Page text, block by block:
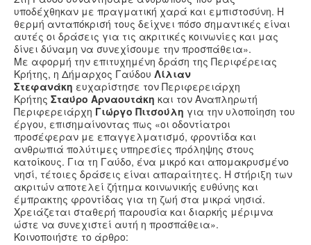
υποδέχθηκαν με πραγματική χαρά και εμπιστοσύνη. Η
θερμή ανταπόκρισή τους δείχνει πόσο σημαντικές είναι
αυτές οι δράσεις για τις ακριτικές κοινωνίες και μας
δίνει δύναμη να συνεχίσουμε την προσπάθεια».
Με αφορμή την επιτυχημένη δράση της Περιφέρειας
Κρήτης, η Δήμαρχος Γαύδου Λίλιαν
Στεφανάκη ευχαρίστησε τον Περιφερειάρχη
Κρήτης Σταύρο Αρναουτάκη και τον Αναπληρωτή
Περιφερειάρχη Γιώργο Πιτσούλη για την υλοποίηση του
έργου, επισημαίνοντας πως «οι οδοντίατροι
προσέφεραν με επαγγελματισμό, φροντίδα και
ανθρωπιά πολύτιμες υπηρεσίες πρόληψης στους
κατοίκους. Για τη Γαύδο, ένα μικρό και απομακρυσμένο
νησί, τέτοιες δράσεις είναι απαραίτητες. Η στήριξη των
ακριτών αποτελεί ζήτημα κοινωνικής ευθύνης και
έμπρακτης φροντίδας για τη ζωή στα μικρά νησιά.
Χρειάζεται σταθερή παρουσία και διαρκής μέριμνα
ώστε να συνεχιστεί αυτή η προσπάθεια».
Κοινοποιήστε το άρθρο: